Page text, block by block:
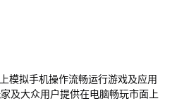
模拟手机操作流畅运行游戏及应用
及大众用户提供在电脑畅玩市面上